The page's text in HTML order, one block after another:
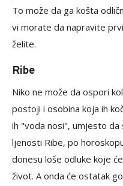
To može da ga košta
vi morate da napravite
želite.
Ribe
Niko ne može da ospori
postoji i osobina koja ih
ih "voda nosi", umjesto da
ljenosti Ribe, po
donesu loše odluke koje
život. A onda će ostatak